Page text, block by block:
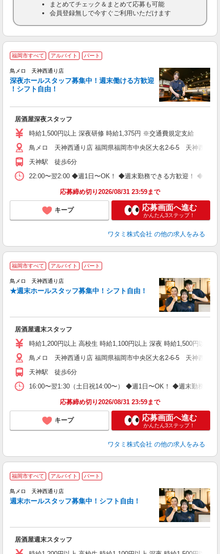
まとめてチェック＆まとめて応募も可能
会員登録無しで今すぐご利用いただけます
福岡市すべて アルバイト パート
鳥メロ 天神西通り店
深夜ホールスタッフ募集中！週末働ける方歓迎
！シフト自由！
居酒屋深夜スタッフ
時給1,500円以上 深夜研修 時給1,375円 ※交通費規定支給
鳥メロ 天神西通り店 福岡県福岡市中央区大名2-6-5 天神西通り
天神駅 徒歩6分
22:00〜翌2:00 ◆週1日〜OK！ ◆週末勤務できる方歓迎！ ◆勤務
応募締め切り2026/08/31 23:59まで
キープ 応募画面へ進む
かんたん3ステップ！
ワタミ株式会社 の他の求人をみる
福岡市すべて アルバイト パート
鳥メロ 天神西通り店
★週末ホールスタッフ募集中！シフト自由！
居酒屋週末スタッフ
時給1,200円以上 高校生 時給1,100円以上 深夜 時給1,500円以上
鳥メロ 天神西通り店 福岡県福岡市中央区大名2-6-5 天神西通り
天神駅 徒歩6分
16:00〜翌1:30（土日祝14:00〜） ◆週1日〜OK！ ◆週末勤務で
応募締め切り2026/08/31 23:59まで
キープ 応募画面へ進む
かんたん3ステップ！
ワタミ株式会社 の他の求人をみる
福岡市すべて アルバイト パート
鳥メロ 天神西通り店
週末ホールスタッフ募集中！シフト自由！
居酒屋週末スタッフ